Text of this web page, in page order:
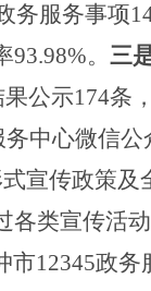
务服务事项
93.98%。 三
公示174条
中心微信
宣传政策
各类宣传活
市12345政务